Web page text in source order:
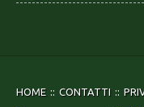
HOME CONTATTI